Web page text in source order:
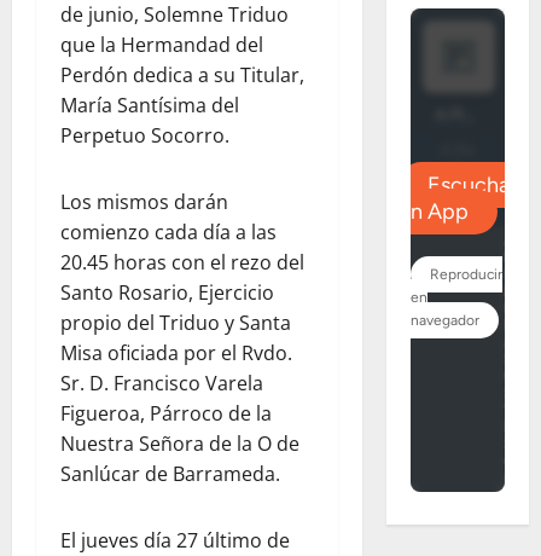
de junio, Solemne Triduo
que la Hermandad del
Perdón dedica a su Titular,
María Santísima del
Perpetuo Socorro.
Los mismos darán
comienzo cada día a las
20.45 horas con el rezo del
Santo Rosario, Ejercicio
propio del Triduo y Santa
Misa oficiada por el Rvdo.
Sr. D. Francisco Varela
Figueroa, Párroco de la
Nuestra Señora de la O de
Sanlúcar de Barrameda.
El jueves día 27 último de